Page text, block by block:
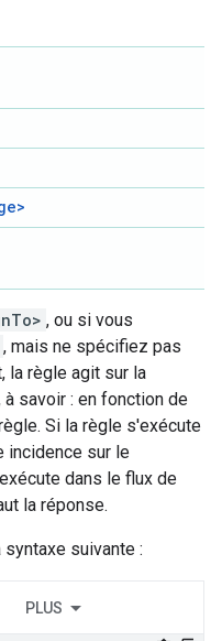
, ou si vous
, mais ne spécifiez pas
la règle agit sur la
savoir : en fonction de
Si la règle s'exécute
incidence sur le
dans le flux de
la réponse.
suivante :
PLUS